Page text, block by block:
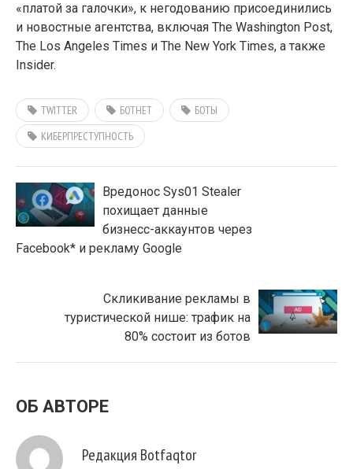
«платой за галочки», к негодованию присоединились
и новостные агентства, включая The Washington Post,
The Los Angeles Times и The New York Times, а также
Insider.
TWITTER БОТНЕТ
БОТЫ
КИБЕРПРЕСТУПНОСТЬ
Вредонос Sys01 Stealer
похищает данные
бизнесс-аккаунтов через
Facebook* и рекламу Google
Скликивание рекламы в
туристической нише: трафик на
80% состоит из ботов
ОБ АВТОРЕ
Редакция Botfaqtor